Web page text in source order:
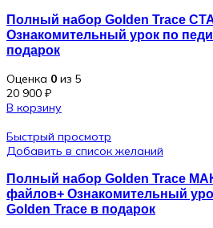
Полный набор Golden Trace
Ознакомительный урок по
подарок
Оценка 0 из 5
20 900 ₽
В корзину
Быстрый просмотр
Добавить в список желаний
Полный набор Golden Trace
файлов+ Ознакомительный
Golden Trace в подарок